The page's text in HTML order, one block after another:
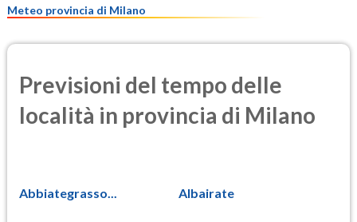
Meteo provincia di Milano
Previsioni del tempo delle
località in provincia di Milano
Abbiategrasso... Albairate